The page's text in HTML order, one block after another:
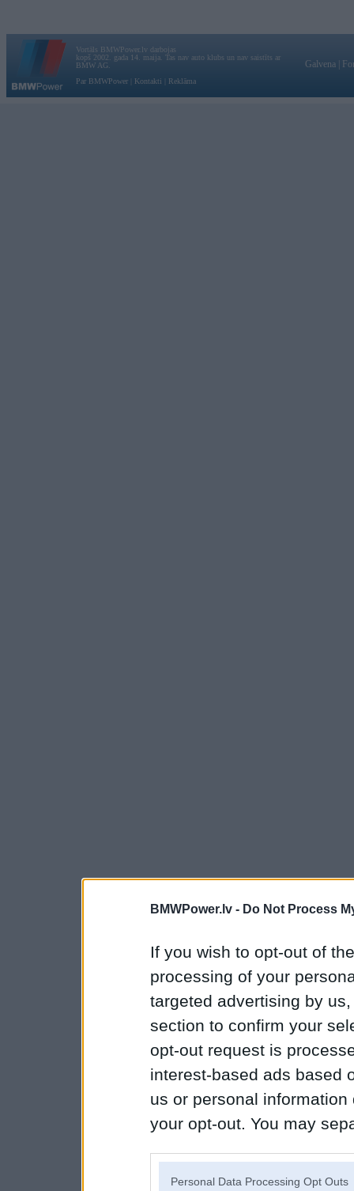
BMWPower.lv - Do Not Process
If you wish to opt-out of
processing of your
targeted advertising by
section to confirm your
opt-out request is
interest-based ads based
us or personal
your opt-out. You may
Personal Data Processing Opt Outs
Vortāls BMWPower.lv darbojas
kopš 2002. gada 14. maija. Tas nav auto klubs un nav saistīts ar
BMW AG.
Par BMWPower
Kontakti Reklāma
Galvena